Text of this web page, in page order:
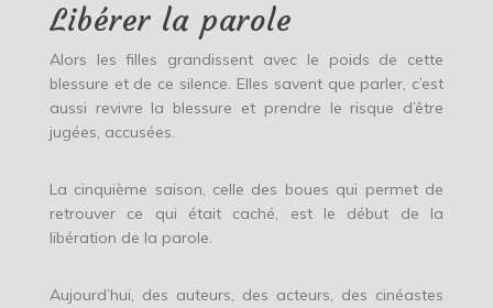
Libérer la parole
Alors les filles grandissent avec le poids de cette
blessure et de ce silence. Elles savent que parler, c’est
aussi revivre la blessure et prendre le risque d’être
jugées, accusées.
La cinquième saison, celle des boues qui permet de
retrouver ce qui était caché, est le début de la
libération de la parole.
Aujourd’hui, des auteurs, des acteurs, des cinéastes